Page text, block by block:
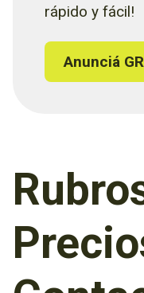
rápido y fácil!
Anunciá